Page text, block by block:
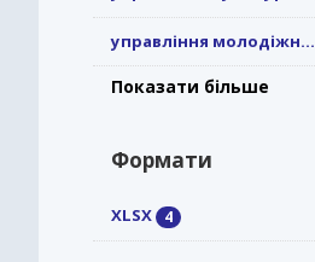
управління молодіжн...
Показати більше
Формати
XLSX 4